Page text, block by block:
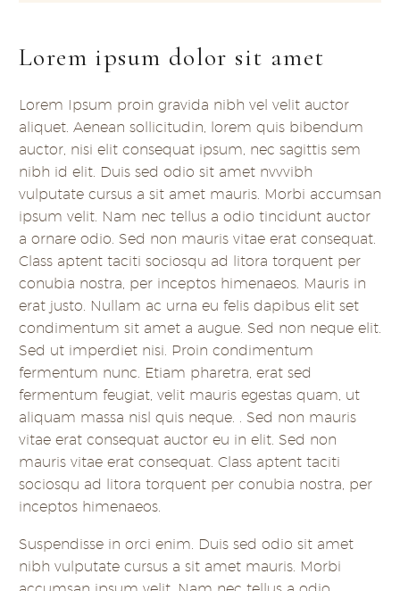
Lorem ipsum dolor sit amet
Lorem Ipsum proin gravida nibh vel velit auctor
aliquet. Aenean sollicitudin, lorem quis bibendum
auctor, nisi elit consequat ipsum, nec sagittis sem
nibh id elit. Duis sed odio sit amet nvvvibh
vulputate cursus a sit amet mauris. Morbi accumsan
ipsum velit. Nam nec tellus a odio tincidunt auctor
a ornare odio. Sed non mauris vitae erat consequat.
Class aptent taciti sociosqu ad litora torquent per
conubia nostra, per inceptos himenaeos. Mauris in
erat justo. Nullam ac urna eu felis dapibus elit set
condimentum sit amet a augue. Sed non neque elit.
Sed ut imperdiet nisi. Proin condimentum
fermentum nunc. Etiam pharetra, erat sed
fermentum feugiat, velit mauris egestas quam, ut
aliquam massa nisl quis neque. . Sed non mauris
vitae erat consequat auctor eu in elit. Sed non
mauris vitae erat consequat. Class aptent taciti
sociosqu ad litora torquent per conubia nostra, per
inceptos himenaeos.
Suspendisse in orci enim. Duis sed odio sit amet
nibh vulputate cursus a sit amet mauris. Morbi